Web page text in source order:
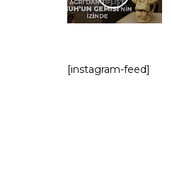
[instagram-feed]